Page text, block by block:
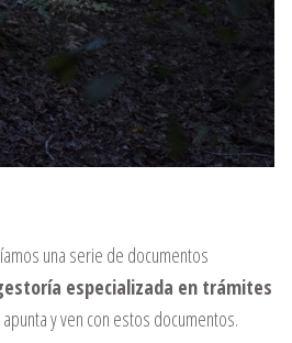
una serie de documentos
especializada en trámites
y ven con estos documentos.